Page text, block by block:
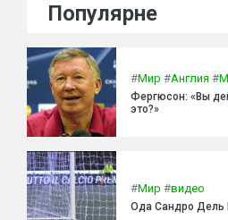
Популярне
#Мир #Англия #
Фергюсон: «Вы
это?»
#Мир #видео
Ода Сандро Дель